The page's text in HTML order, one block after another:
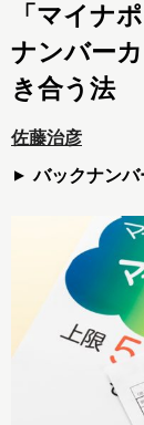
「マイナ
ナンバー
き合う法
佐藤治彦
バックナンバ